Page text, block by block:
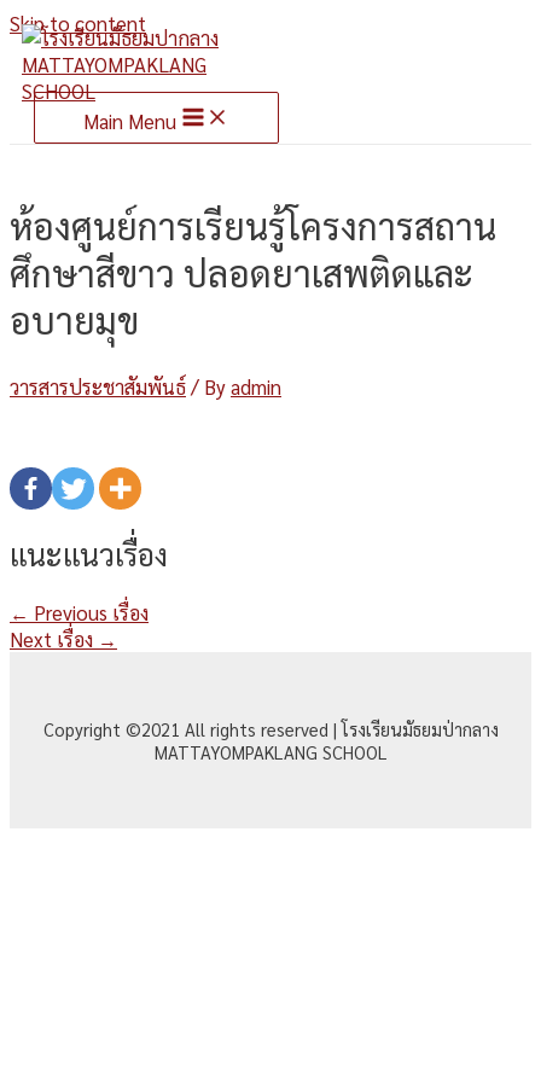
Skip to content
Main Menu
ห้องศูนย์การเรียนรู้โครงการสถาน
ศึกษาสีขาว ปลอดยาเสพติดและ
อบายมุข
วารสารประชาสัมพันธ์/ Byadmin
แนะแนวเรื่อง
← Previous เรื่อง
Next เรื่อง →
Copyright ©2021 All rights reserved | โรงเรียนมัธยมป่ากลาง
MATTAYOMPAKLANG SCHOOL